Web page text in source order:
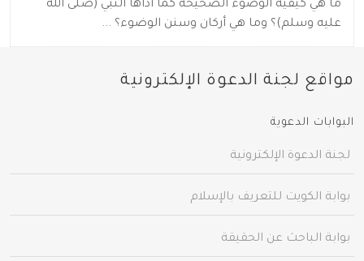
ما هي كيفية الوضوء الصحيحة كما أداها النبي (صلى الله
عليه وسلم)؟ وما هي أركان وسنن الوضوء؟ ...
مواقع لجنة الدعوة الإلكترونية
البوابات الدعوية
لجنة الدعوة الإلكترونية
بوابة الكويت للتعريف بالإسلام
بوابة الباحث عن الحقيقة